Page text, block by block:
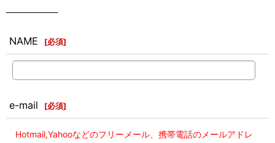
――――――
NAME [必須]
e-mail [必須]
Hotmail,Yahooなどのフリーメール、携帯電話のメールアドレ